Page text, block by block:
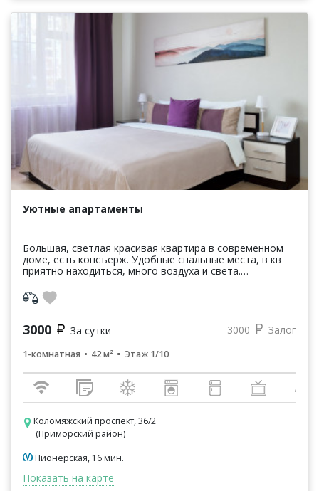
Уютные апартаменты
Большая, светлая красивая квартира в современном
доме, есть консъерж. Удобные спальные места, в кв
приятно находиться, много воздуха и света.
чистая, ...
3000 За сутки 3000 Залог
1-комнатная 42 м² Этаж 1/10
Коломяжский проспект, 36/2
(Приморский район)
Пионерская, 16 мин.
Показать на карте